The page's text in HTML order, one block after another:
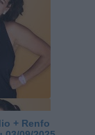
+ Renfo